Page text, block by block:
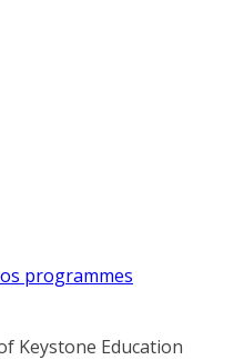
programmes
Keystone Education